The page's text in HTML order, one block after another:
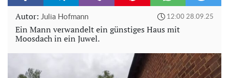
Autor: Julia Hofmann 12:00 28.09.25
Ein Mann verwandelt ein günstiges Haus mit
Moosdach in ein Juwel.